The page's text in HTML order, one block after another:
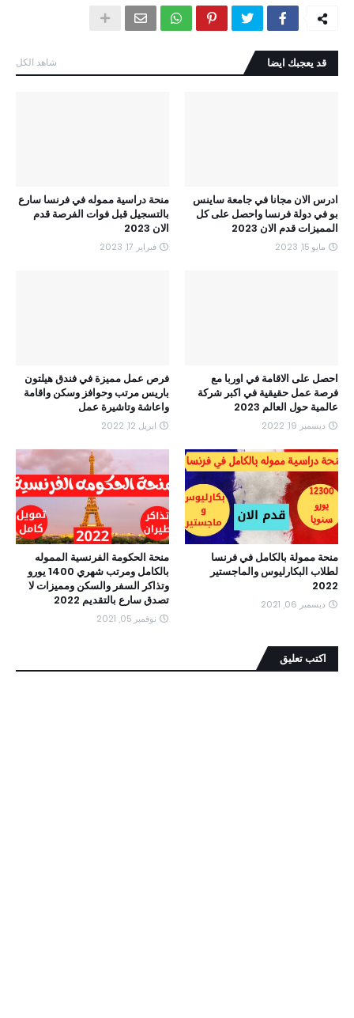
قد يعجبك ايضا شاهد الكل
ادرس الان مجانا في جامعة ساينس
بو في دولة فرنسا واحصل على كل
المميزات قدم الان 2023
مايو 15, 2023
منحة دراسية مموله في فرنسا سارع
بالتسجيل قبل فوات الفرصة قدم
الان 2023
فبراير 17, 2023
احصل على الاقامة في اوربا مع
فرصة عمل حقيقية في اكبر شركة
عالمية حول العالم 2023
ديسمبر 19, 2022
فرص عمل مميزة في فندق هيلتون
باريس مرتب وحوافز وسكن واقامة
واعاشة وتاشيرة عمل
ابريل 12, 2022
منحة ممولة بالكامل في فرنسا
لطلاب البكارليوس والماجستير
2022
ديسمبر 06, 2021
منحة الحكومة الفرنسية المموله
بالكامل ومرتب شهري 1400 يورو
وتذاكر السفر والسكن ومميزات لا
تصدق سارع بالتقديم 2022
نوفمبر 05, 2021
اكتب تعليق